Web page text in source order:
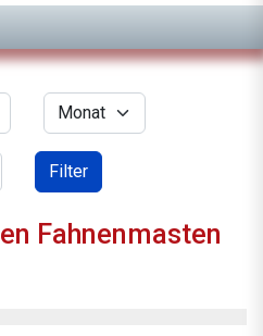
Monat
Filter
Fahnenmasten